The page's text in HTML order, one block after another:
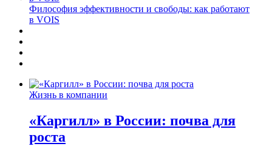
Философия эффективности и свободы: как работают
в VOIS
Жизнь в компании
«Каргилл» в России: почва для
роста